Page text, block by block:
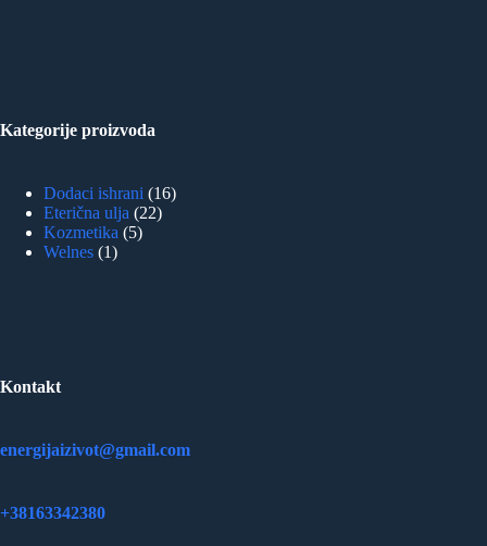
Kategorije proizvoda
Dodaci ishrani 1616
Eterična ulja 2222
Kozmetika 55
Welnes 11
Kontakt
energijaizivot@gmail.com
+38163342380